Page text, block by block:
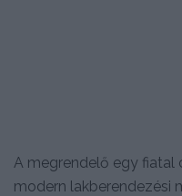
A megrendelő egy fiatal
modern lakberendezési